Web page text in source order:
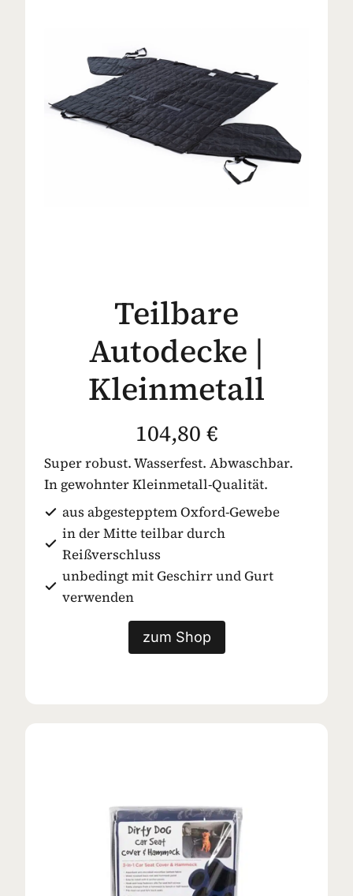
Teilbare
Autodecke |
Kleinmetall
104,80 €
Super robust. Wasserfest. Abwaschbar.
In gewohnter Kleinmetall-Qualität.
aus abgestepptem Oxford-Gewebe
in der Mitte teilbar durch
Reißverschluss
unbedingt mit Geschirr und Gurt
verwenden
zum Shop